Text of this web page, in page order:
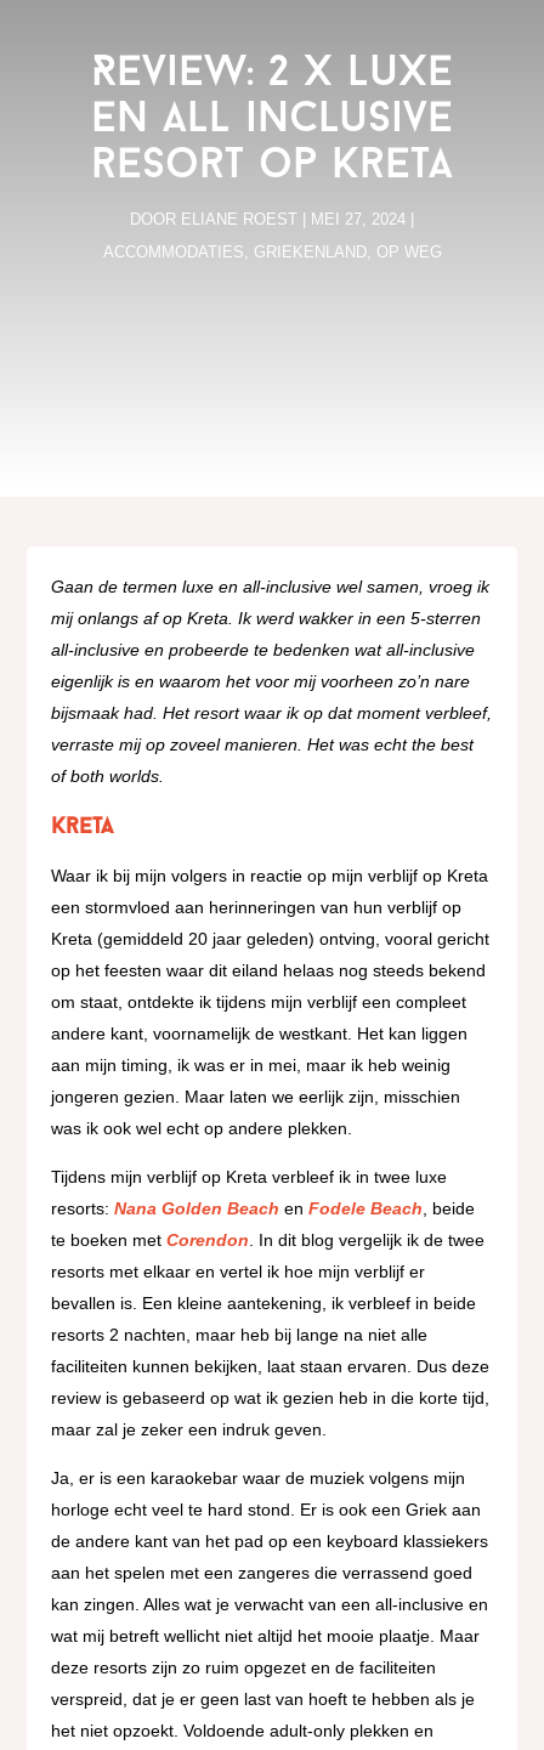
Review: 2 x Luxe
en all inclusive
resort op Kreta
DOOR ELIANE ROEST MEI 27, 2024
ACCOMMODATIES
GRIEKENLAND, OP WEG
Gaan de termen luxe en all-inclusive wel samen, vroeg ik
mij onlangs af op Kreta. Ik werd wakker in een 5-sterren
all-inclusive en probeerde te bedenken wat all-inclusive
eigenlijk is en waarom het voor mij voorheen zo’n nare
bijsmaak had. Het resort waar ik op dat moment verbleef,
verraste mij op zoveel manieren. Het was echt the best
of both worlds.
Kreta
Waar ik bij mijn volgers in reactie op mijn verblijf op Kreta
een stormvloed aan herinneringen van hun verblijf op
Kreta (gemiddeld 20 jaar geleden) ontving, vooral gericht
op het feesten waar dit eiland helaas nog steeds bekend
om staat, ontdekte ik tijdens mijn verblijf een compleet
andere kant, voornamelijk de westkant. Het kan liggen
aan mijn timing, ik was er in mei, maar ik heb weinig
jongeren gezien. Maar laten we eerlijk zijn, misschien
was ik ook wel echt op andere plekken.
Tijdens mijn verblijf op Kreta verbleef ik in twee luxe
resorts:Nana Golden Beach enFodele Beach , beide
te boeken metCorendon . In dit blog vergelijk ik de twee
resorts met elkaar en vertel ik hoe mijn verblijf er
bevallen is. Een kleine aantekening, ik verbleef in beide
resorts 2 nachten, maar heb bij lange na niet alle
faciliteiten kunnen bekijken, laat staan ervaren. Dus deze
review is gebaseerd op wat ik gezien heb in die korte tijd,
maar zal je zeker een indruk geven.
Ja, er is een karaokebar waar de muziek volgens mijn
horloge echt veel te hard stond. Er is ook een Griek aan
de andere kant van het pad op een keyboard klassiekers
aan het spelen met een zangeres die verrassend goed
kan zingen. Alles wat je verwacht van een all-inclusive en
wat mij betreft wellicht niet altijd het mooie plaatje. Maar
deze resorts zijn zo ruim opgezet en de faciliteiten
verspreid, dat je er geen last van hoeft te hebben als je
het niet opzoekt. Voldoende adult-only plekken en